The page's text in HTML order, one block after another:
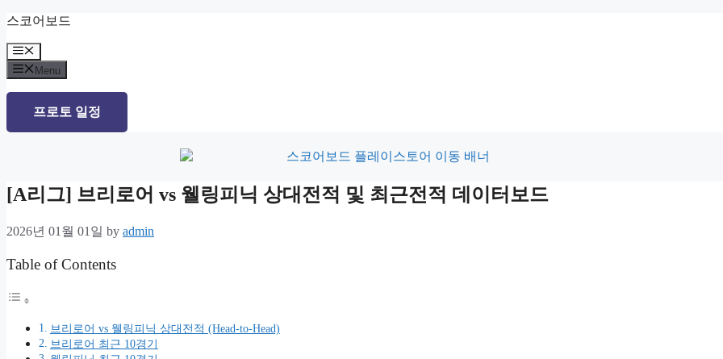
Skip
content
스코어보드
Menu
Menu
프로토 일정
[A리그] 브리로어 vs 웰링피닉 상대전적 및 최근전적 데이터보드
2026년 01월 01일 by admin
Table of Contents
브리로어 vs 웰링피닉 상대전적 (Head-to-Head)
브리로어 최근 10경기